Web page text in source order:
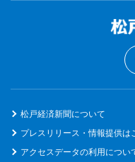
松戸経済新聞について
プレスリリース・情報提供は
アクセスデータの利用につい